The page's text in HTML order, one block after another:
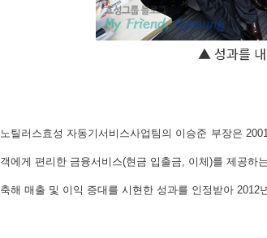
▲ 성과를 내
노틸러스효성 자동기서비스사업팀의 이승준 부장은
객에게 편리한 금융서비스(현금 입출금, 이체)를 제공하
축해 매출 및 이익 증대를 시현한 성과를 인정받아